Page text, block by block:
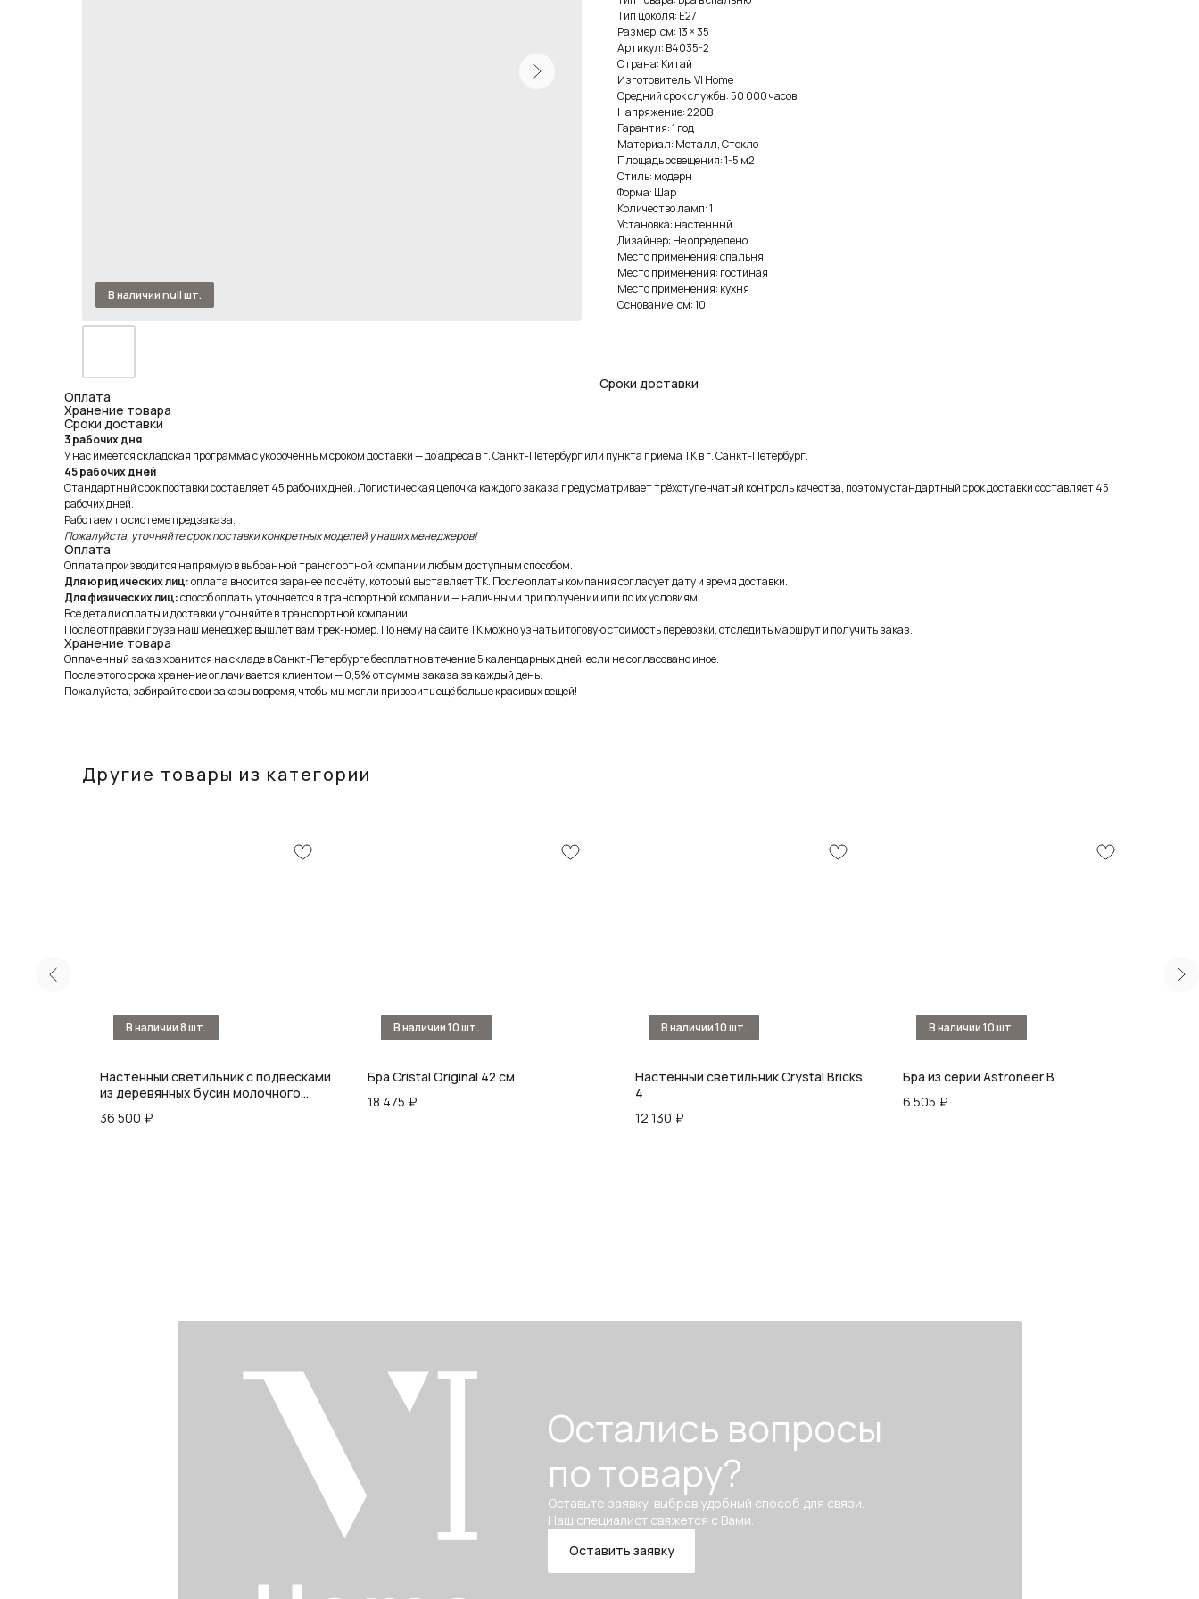
Тип цоколя: E27
Размер, см: 13 × 35
Артикул: B4035-2
Страна: Китай
Изготовитель: VI Home
Средний срок службы: 50 000 часов
Напряжение: 220В
Гарантия: 1 год
Материал: Металл, Стекло
Площадь освещения: 1-5 м2
Стиль: модерн
Форма: Шар
Количество ламп: 1
Установка: настенный
Дизайнер: Не определено
Место применения: спальня
Место применения: гостиная
Место применения: кухня
Основание, см: 10
Сроки доставки
Оплата
Хранение товара
Сроки доставки
3 рабочих дня
У нас имеется складская программа с укороченным сроком доставки — до адреса в г. Санкт-Петербург или пункта приёма ТК в г. Санкт-Петербург.
45 рабочих дней
Стандартный срок поставки составляет 45 рабочих дней. Логистическая цепочка каждого заказа предусматривает трёхступенчатый контроль качества, поэтому стандартный срок доставки составляет 45
рабочих дней.
Работаем по системе предзаказа.
Пожалуйста, уточняйте срок поставки конкретных моделей у наших менеджеров!
Оплата
Оплата производится напрямую в выбранной транспортной компании любым доступным способом.
Для юридических лиц:оплата вносится заранее по счёту, который выставляет ТК. После оплаты компания согласует дату и время доставки.
Для физических лиц:способ оплаты уточняется в транспортной компании — наличными при получении или по их условиям.
Все детали оплаты и доставки уточняйте в транспортной компании.
После отправки груза наш менеджер вышлет вам трек-номер. По нему на сайте ТК можно узнать итоговую стоимость перевозки, отследить маршрут и получить заказ.
Хранение товара
Оплаченный заказ хранится на складе в Санкт-Петербурге бесплатно в течение 5 календарных дней, если не согласовано иное.
После этого срока хранение оплачивается клиентом — 0,5% от суммы заказа за каждый день.
Пожалуйста, забирайте свои заказы вовремя, чтобы мы могли привозить ещё больше красивых вещей!
Другие товары из категории
Настенный светильник с подвесками
из деревянных бусин молочного
36 500 ₽
Бра Cristal Original 42 см
18 475 ₽
Настенный светильник Crystal Bricks
4
12 130 ₽
Бра из серии Astroneer B
6 505 ₽
Остались вопросы
по товару?
Оставьте заявку, выбрав удобный способ для связи.
Наш специалист свяжется с Вами.
Оставить заявку